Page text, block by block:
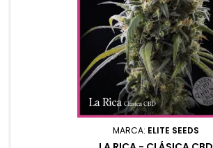
MARCA: ELITE SEEDS